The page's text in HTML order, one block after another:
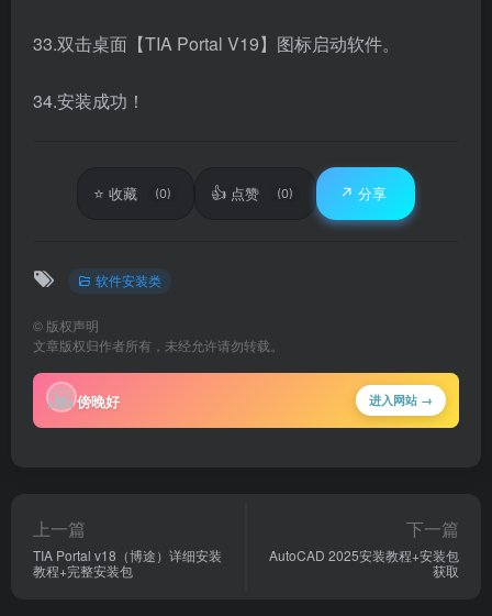
33.双击桌面【TIA Portal V19】图标启动软件。
34.安装成功！
⭐ 收藏 (0) 👍 点赞 (0) ↗️ 分享
软件安装类
© 版权声明
文章版权归作者所有，未经允许请勿转载。
🌇傍晚好 进入网站 →
上一篇
TIA Portal v18（博途）详细安装
教程+完整安装包
下一篇
AutoCAD 2025安装教程+安装包
获取